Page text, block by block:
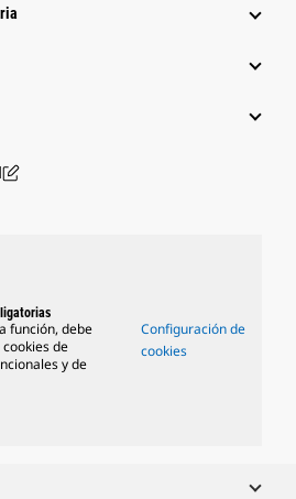
función, debe
de
y de
Configuración de
cookies